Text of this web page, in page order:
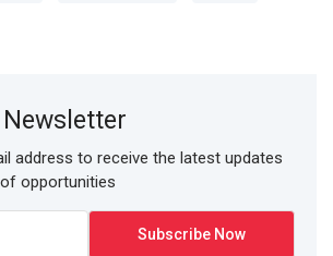
address to receive the latest updates
opportunities